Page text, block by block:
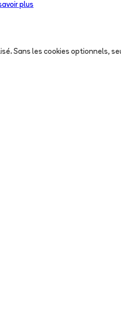
plus
Sans les cookies optionnels,